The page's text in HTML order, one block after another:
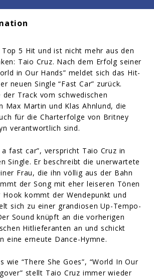
Top 5 Hit und ist nicht mehr aus den
Taio Cruz. Nach dem Erfolg seiner
in Our Hands” meldet sich das Hit-
neuen Single “Fast Car” zurück.
Track vom schwedischen
Max Martin und Klas Ahnlund, die
für die Charterfolge von Britney
verantwortlich sind.
a fast car”, verspricht Taio Cruz in
Single. Er beschreibt die unerwartete
Frau, die ihn völlig aus der Bahn
der Song mit eher leiseren Tönen
kommt der Wendepunkt und
sich zu einer grandiosen Up-Tempo-
Sound knüpft an die vorherigen
Hitlieferanten an und schickt
eine erneute Dance-Hymne.
wie “There She Goes”, “World In Our
stellt Taio Cruz immer wieder